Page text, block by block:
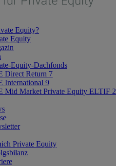
Equity?
Equity
Equity-Dachfonds
Direct Return 7
International 9
Mid Market Private Equity ELTIF 2
Private Equity